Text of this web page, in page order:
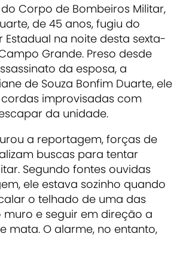
Corpo de Bombeiros Militar,
de 45 anos, fugiu do
Estadual na noite desta sexta-
Grande. Preso desde
da esposa, a
de Souza Bonfim Duarte, ele
improvisadas com
da unidade.
a reportagem, forças de
buscas para tentar
Segundo fontes ouvidas
ele estava sozinho quando
o telhado de uma das
muro e seguir em direção a
mata. O alarme, no entanto,